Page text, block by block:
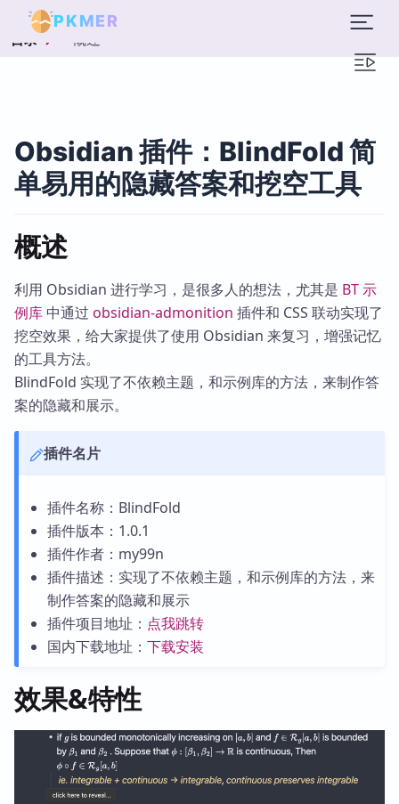
PKMER
目录 概述
Obsidian 插件：BlindFold 简
单易用的隐藏答案和挖空工具
概述
利用 Obsidian 进行学习，是很多人的想法，尤其是 BT 示
例库 中通过 obsidian-admonition 插件和 CSS 联动实现了
挖空效果，给大家提供了使用 Obsidian 来复习，增强记忆
的工具方法。
BlindFold 实现了不依赖主题，和示例库的方法，来制作答
案的隐藏和展示。
插件名片
插件名称：BlindFold
插件版本：1.0.1
插件作者：my99n
插件描述：实现了不依赖主题，和示例库的方法，来
制作答案的隐藏和展示
插件项目地址： 点我跳转
国内下载地址： 下载安装
效果&特性